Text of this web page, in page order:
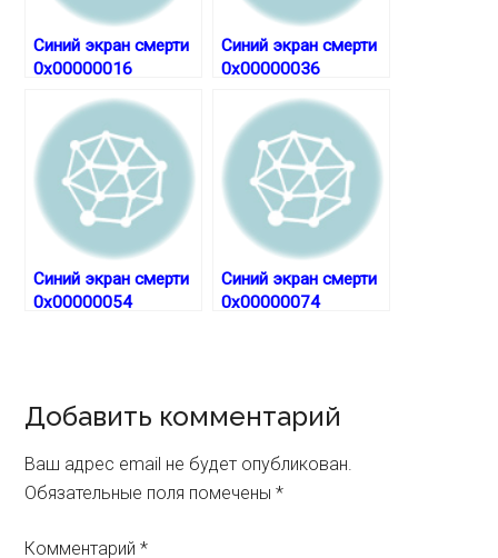
Синий экран смерти
0x00000016
Синий экран смерти
0x00000036
Синий экран смерти
0x00000054
Синий экран смерти
0x00000074
Reader
Interactions
Добавить комментарий
Ваш адрес email не будет опубликован.
Обязательные поля помечены*
Комментарий*